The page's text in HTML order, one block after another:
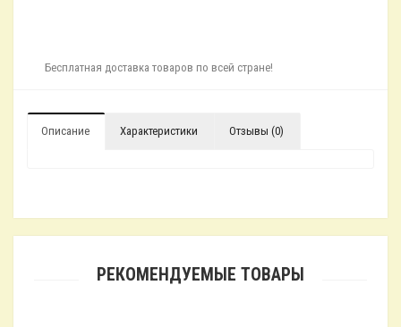
Бесплатная доставка товаров по всей стране!
Описание Характеристики Отзывы (0)
РЕКОМЕНДУЕМЫЕ ТОВАРЫ